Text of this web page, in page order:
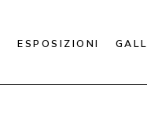
ESPOSIZIONI